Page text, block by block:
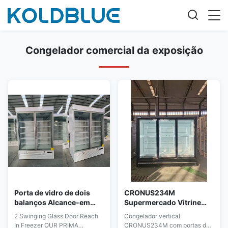
Congelador comercial da exposição
Porta de vidro de dois
balanços Alcance-em
congeladores do
especialista das técnicas
2 Swinging Glass Door Reach
In Freezer OUR PRIMA
CRONUS234M
Supermercado Vitrine
Refrigerada Eficiente
para Alimentos
Congelador vertical
CRONUS234M com portas de